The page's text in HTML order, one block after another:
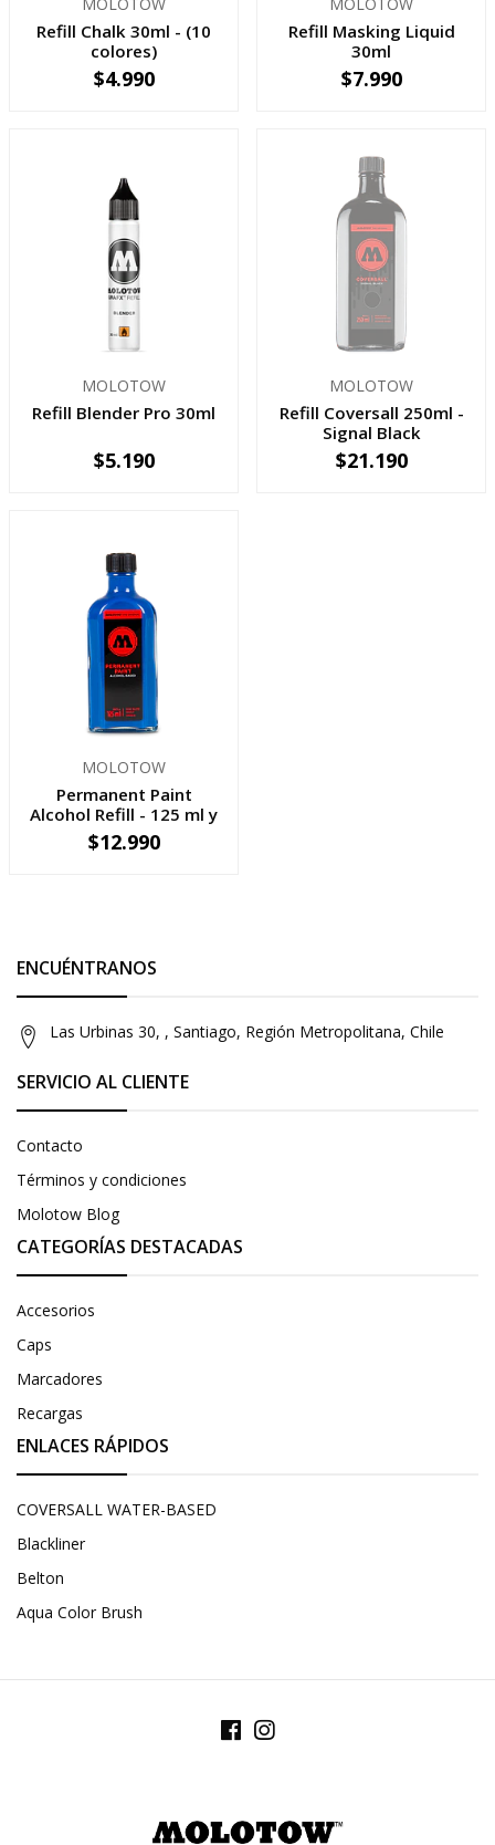
Refill Chalk 30ml - (10
colores)
VER OPCIONES
$4.990
Refill Masking Liquid
30ml
AGOTADO
$7.990
MOLOTOW
Refill Blender Pro 30ml
+
$5.190
MOLOTOW
Refill Coversall 250ml -
Signal Black
AGOTADO
$21.190
MOLOTOW
Permanent Paint
Alcohol Refill - 125 ml y
200 ml
VER OPCIONES
$12.990
ENCUÉNTRANOS
Las Urbinas 30, , Santiago, Región Metropolitana, Chile
SERVICIO AL CLIENTE
Contacto
Términos y condiciones
Molotow Blog
CATEGORÍAS DESTACADAS
Accesorios
Caps
Marcadores
Recargas
ENLACES RÁPIDOS
COVERSALL WATER-BASED
Blackliner
Belton
Aqua Color Brush